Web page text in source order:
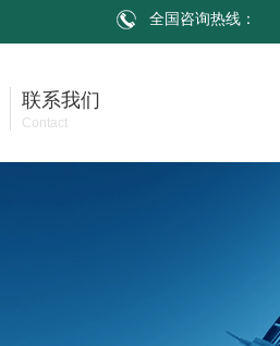
全国咨询热线：
联系我们
Contact